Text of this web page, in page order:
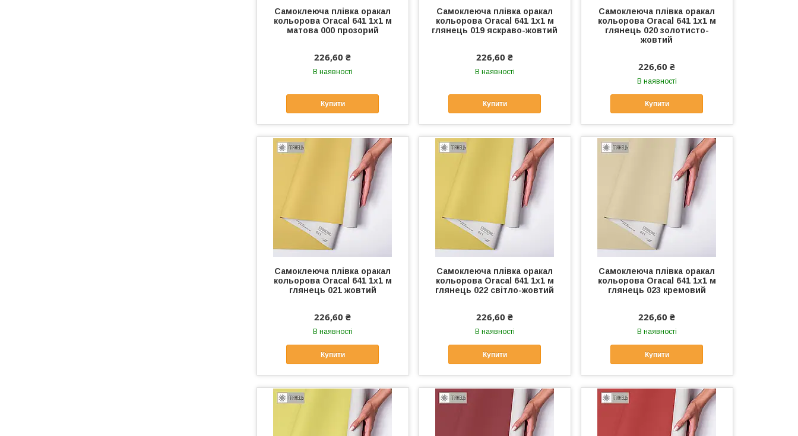
Самоклеюча плівка оракал
кольорова Oracal 641 1x1 м
матова 000 прозорий
226,60 ₴
В наявності
Купити
Самоклеюча плівка оракал
кольорова Oracal 641 1x1 м
глянець 019 яскраво-жовтий
226,60 ₴
В наявності
Купити
Самоклеюча плівка оракал
кольорова Oracal 641 1x1 м
глянець 020 золотисто-
жовтий
226,60 ₴
В наявності
Купити
Самоклеюча плівка оракал
кольорова Oracal 641 1x1 м
глянець 021 жовтий
226,60 ₴
В наявності
Купити
Самоклеюча плівка оракал
кольорова Oracal 641 1x1 м
глянець 022 світло-жовтий
226,60 ₴
В наявності
Купити
Самоклеюча плівка оракал
кольорова Oracal 641 1x1 м
глянець 023 кремовий
226,60 ₴
В наявності
Купити